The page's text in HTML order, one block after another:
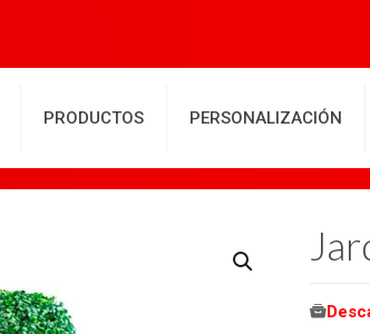
PRODUCTOS PERSONALIZACIÓN